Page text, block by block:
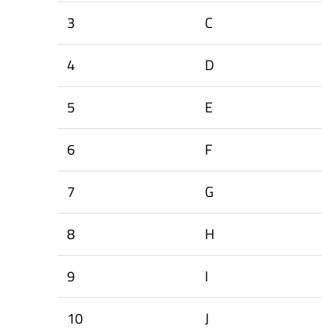
3
C
4
D
5
E
6
F
7
G
8
H
9
I
10
J